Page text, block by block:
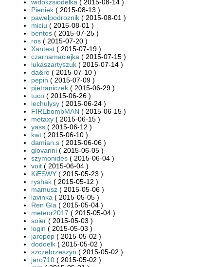
widokzsiodelka ( 2015-08-14 )
Pieniek ( 2015-08-13 )
pawelpodroznik ( 2015-08-01 )
miciu ( 2015-08-01 )
bentos ( 2015-07-25 )
ros ( 2015-07-20 )
Xantest ( 2015-07-19 )
czarnamaciejka ( 2015-07-15 )
lukaszartyszuk ( 2015-07-14 )
da&ro ( 2015-07-10 )
pepin ( 2015-07-09 )
pietraniczek ( 2015-06-29 )
tuco ( 2015-06-26 )
lechulysy ( 2015-06-24 )
FIREbombMAN ( 2015-06-15 )
metaxy ( 2015-06-15 )
yass ( 2015-06-12 )
kwt ( 2015-06-10 )
damian.s ( 2015-06-06 )
giovanni ( 2015-06-05 )
szymonides ( 2015-06-04 )
voit ( 2015-06-04 )
KiESWY ( 2015-05-23 )
ryshak ( 2015-05-12 )
mamusz ( 2015-05-06 )
lavinka ( 2015-05-05 )
Ren Gla ( 2015-05-04 )
meteor2017 ( 2015-05-04 )
soier ( 2015-05-03 )
login ( 2015-05-03 )
jaropop ( 2015-05-02 )
dodoelk ( 2015-05-02 )
szczebrzeszyn ( 2015-05-02 )
jaro710 ( 2015-05-02 )